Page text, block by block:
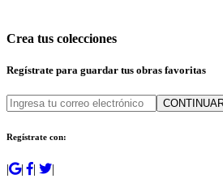
Crea tus colecciones
Regístrate para guardar tus obras favoritas
Regístrate con:
| | | |